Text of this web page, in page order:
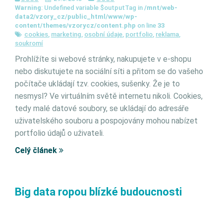
Warning: Undefined variable $outputTag in /mnt/web-
data2/vzory_cz/public_html/www/wp-
content/themes/vzorycz/content.php on line 33
cookies, marketing, osobní údaje, portfolio, reklama,
soukromí
Prohlížíte si webové stránky, nakupujete v e-shopu
nebo diskutujete na sociální síti a přitom se do vašeho
počítače ukládají tzv. cookies, sušenky. Že je to
nesmysl? Ve virtuálním světě internetu nikoli. Cookies,
tedy malé datové soubory, se ukládají do adresáře
uživatelského souboru a pospojovány mohou nabízet
portfolio údajů o uživateli.
Celý článek
Big data ropou blízké budoucnosti